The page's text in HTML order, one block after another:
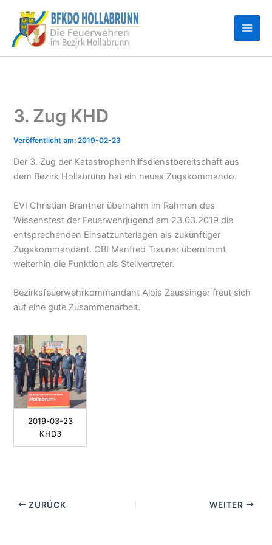
Inhalt
springen
3. Zug KHD
2019-02-23
Der 3. Zug der Katastrophenhilfsdienstbereitschaft aus
dem Bezirk Hollabrunn hat ein neues Zugskommando.
EVI Christian Brantner übernahm im Rahmen des
Wissenstest der Feuerwehrjugend am 23.03.2019 die
entsprechenden Einsatzunterlagen als zukünftiger
Zugskommandant. OBI Manfred Trauner übernimmt
weiterhin die Funktion als Stellvertreter.
Bezirksfeuerwehrkommandant Alois Zaussinger freut sich
auf eine gute Zusammenarbeit.
2019-03-23
KHD3
ZURÜCK WEITER